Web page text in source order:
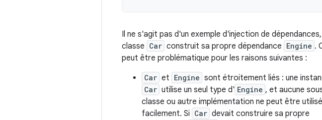
Il ne s'agit pas d'un exemple d'injection de
classe Car construit sa propre dépendance Engine .
peut être problématique pour les raisons suivantes :
Car et Engine sont étroitement liés : une
Car utilise un seul type d' Engine , et aucune
classe ou autre implémentation ne peut être
facilement. Si Car devait construire sa propre